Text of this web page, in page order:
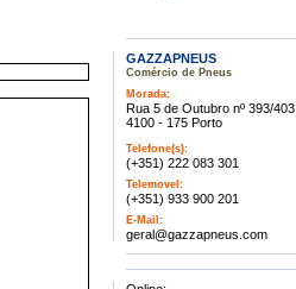
GAZZAPNEUS
Comércio de Pneus
Morada:
Rua 5 de Outubro nº 393/403
4100 - 175 Porto
Telefone(s):
(+351) 222 083 301
Telemovel:
(+351) 933 900 201
E-Mail:
geral@gazzapneus.com